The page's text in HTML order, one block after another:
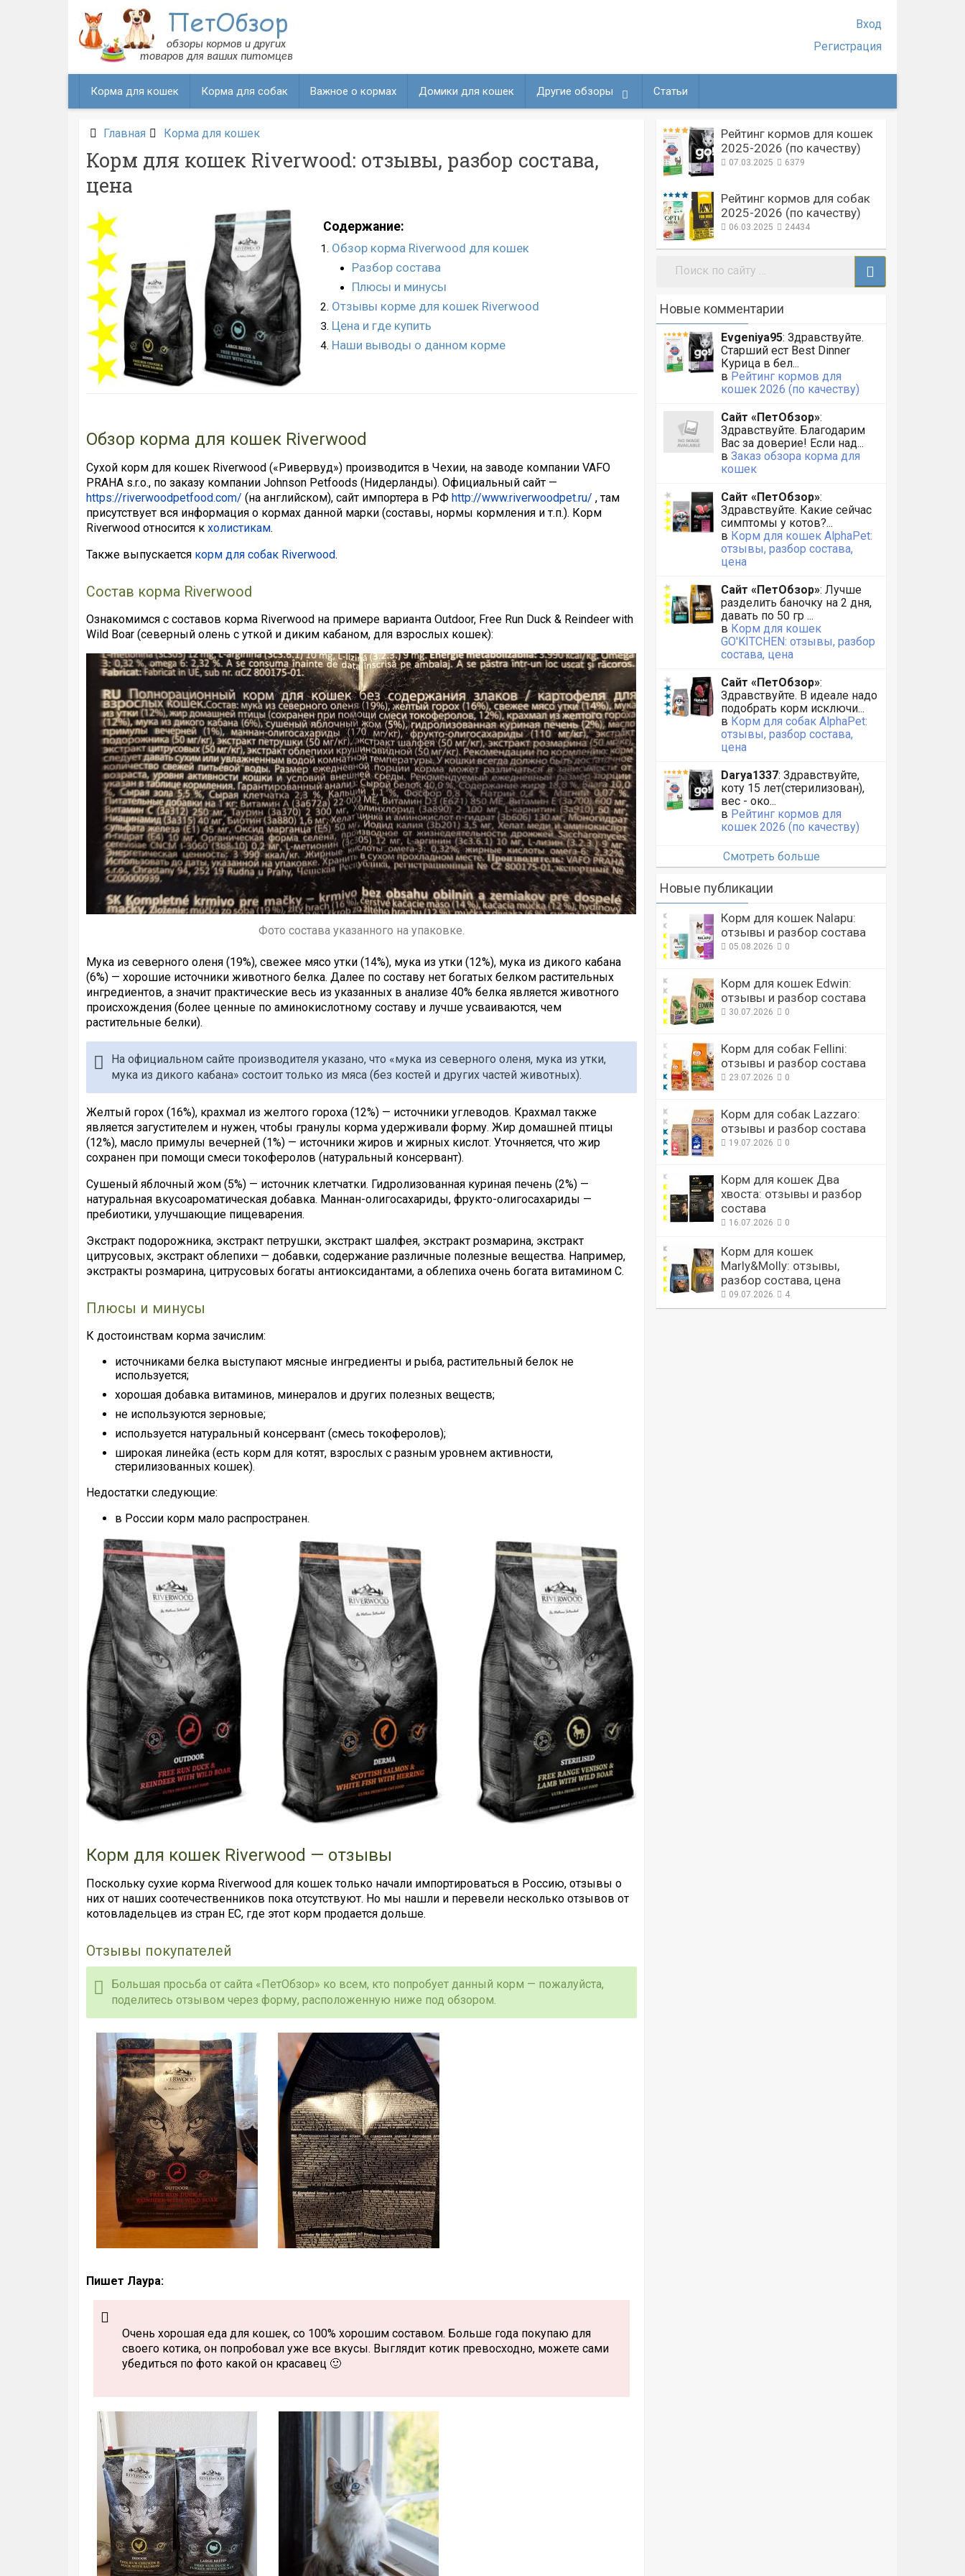
содержанию
Вход
Регистрация
Корма для кошек Корма для собак Важное о кормах Домики для кошек Другие обзоры Статьи
Главная Корма для кошек
Корм для кошек Riverwood: отзывы, разбор состава,
цена
Содержание:
Обзор корма Riverwood для кошек
Разбор состава
Плюсы и минусы
Отзывы корме для кошек Riverwood
Цена и где купить
Наши выводы о данном корме
Обзор корма для кошек Riverwood
Сухой корм для кошек Riverwood («Ривервуд») производится в Чехии, на заводе компании VAFO
PRAHA s.r.o., по заказу компании Johnson Petfoods (Нидерланды). Официальный сайт —
https://riverwoodpetfood.com/ (на английском), сайт импортера в РФ http://www.riverwoodpet.ru/ , там
присутствует вся информация о кормах данной марки (составы, нормы кормления и т.п.). Корм
Riverwood относится к холистикам.
Также выпускается корм для собак Riverwood.
Состав корма Riverwood
Ознакомимся с составов корма Riverwood на примере варианта Outdoor, Free Run Duck & Reindeer with
Wild Boar (северный олень с уткой и диким кабаном, для взрослых кошек):
Фото состава указанного на упаковке.
Мука из северного оленя (19%), свежее мясо утки (14%), мука из утки (12%), мука из дикого кабана
(6%) — хорошие источники животного белка. Далее по составу нет богатых белком растительных
ингредиентов, а значит практические весь из указанных в анализе 40% белка является животного
происхождения (более ценные по аминокислотному составу и лучше усваиваются, чем
растительные белки).
На официальном сайте производителя указано, что «мука из северного оленя, мука из утки,
мука из дикого кабана» состоит только из мяса (без костей и других частей животных).
Желтый горох (16%), крахмал из желтого гороха (12%) — источники углеводов. Крахмал также
является загустителем и нужен, чтобы гранулы корма удерживали форму. Жир домашней птицы
(12%), масло примулы вечерней (1%) — источники жиров и жирных кислот. Уточняется, что жир
сохранен при помощи смеси токоферолов (натуральный консервант).
Сушеный яблочный жом (5%) — источник клетчатки. Гидролизованная куриная печень (2%) —
натуральная вкусоароматическая добавка. Маннан-олигосахариды, фрукто-олигосахариды —
пребиотики, улучшающие пищеварения.
Экстракт подорожника, экстракт петрушки, экстракт шалфея, экстракт розмарина, экстракт
цитрусовых, экстракт облепихи — добавки, содержание различные полезные вещества. Например,
экстракты розмарина, цитрусовых богаты антиоксидантами, а облепиха очень богата витамином C.
Плюсы и минусы
К достоинствам корма зачислим:
источниками белка выступают мясные ингредиенты и рыба, растительный белок не
используется;
хорошая добавка витаминов, минералов и других полезных веществ;
не используются зерновые;
используется натуральный консервант (смесь токоферолов);
широкая линейка (есть корм для котят, взрослых с разным уровнем активности,
стерилизованных кошек).
Недостатки следующие:
в России корм мало распространен.
Корм для кошек Riverwood — отзывы
Поскольку сухие корма Riverwood для кошек только начали импортироваться в Россию, отзывы о
них от наших соотечественников пока отсутствуют. Но мы нашли и перевели несколько отзывов от
котовладельцев из стран ЕС, где этот корм продается дольше.
Отзывы покупателей
Большая просьба от сайта «ПетОбзор» ко всем, кто попробует данный корм — пожалуйста,
поделитесь отзывом через форму, расположенную ниже под обзором.
Пишет Лаура:
Очень хорошая еда для кошек, со 100% хорошим составом. Больше года покупаю для
своего котика, он попробовал уже все вкусы. Выглядит котик превосходно, можете сами
убедиться по фото какой он красавец 🙂
Рейтинг кормов для кошек
2025-2026 (по качеству)
07.03.2025 6379
Рейтинг кормов для собак
2025-2026 (по качеству)
06.03.2025 24434
Поиск:
Новые комментарии
Evgeniya95: Здравствуйте.
Старший ест Best Dinner
Курица в бел...
в Рейтинг кормов для
кошек 2026 (по качеству)
Сайт «ПетОбзор»:
Здравствуйте. Благодарим
Вас за доверие! Если над...
в Заказ обзора корма для
кошек
Сайт «ПетОбзор»:
Здравствуйте. Какие сейчас
симптомы у котов?...
в Корм для кошек AlphaPet:
отзывы, разбор состава,
цена
Сайт «ПетОбзор»: Лучше
разделить баночку на 2 дня,
давать по 50 гр ...
в Корм для кошек
GO'KITCHEN: отзывы, разбор
состава, цена
Сайт «ПетОбзор»:
Здравствуйте. В идеале надо
подобрать корм исключи...
в Корм для собак AlphaPet:
отзывы, разбор состава,
цена
Darya1337: Здравствуйте,
коту 15 лет(стерилизован),
вес - око...
в Рейтинг кормов для
кошек 2026 (по качеству)
Смотреть больше
Новые публикации
Корм для кошек Nalapu:
отзывы и разбор состава
05.08.2026 0
Корм для кошек Edwin:
отзывы и разбор состава
30.07.2026 0
Корм для собак Fellini:
отзывы и разбор состава
23.07.2026 0
Корм для собак Lazzaro:
отзывы и разбор состава
19.07.2026 0
Корм для кошек Два
хвоста: отзывы и разбор
состава
16.07.2026 0
Корм для кошек
Marly&Molly: отзывы,
разбор состава, цена
09.07.2026 4